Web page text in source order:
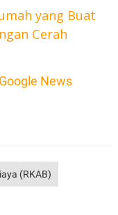
yang Buat
Cerah
Google News
(RKAB)